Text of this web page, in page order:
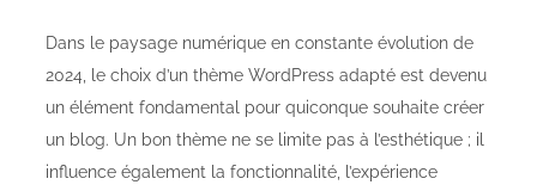
Dans le paysage numérique en constante évolution de
2024, le choix d’un thème WordPress adapté est devenu
un élément fondamental pour quiconque souhaite créer
un blog. Un bon thème ne se limite pas à l’esthétique ; il
influence également la fonctionnalité, l’expérience